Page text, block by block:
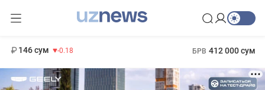
146 сум -0.18 БРВ 412 000 сум